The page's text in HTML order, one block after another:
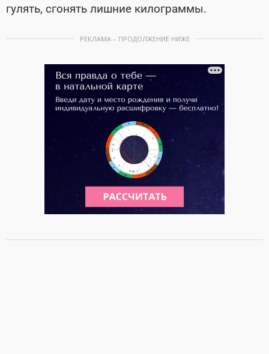
гулять, сгонять лишние килограммы.
РЕКЛАМА – ПРОДОЛЖЕНИЕ НИЖЕ